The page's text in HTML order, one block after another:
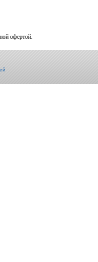
офертой.